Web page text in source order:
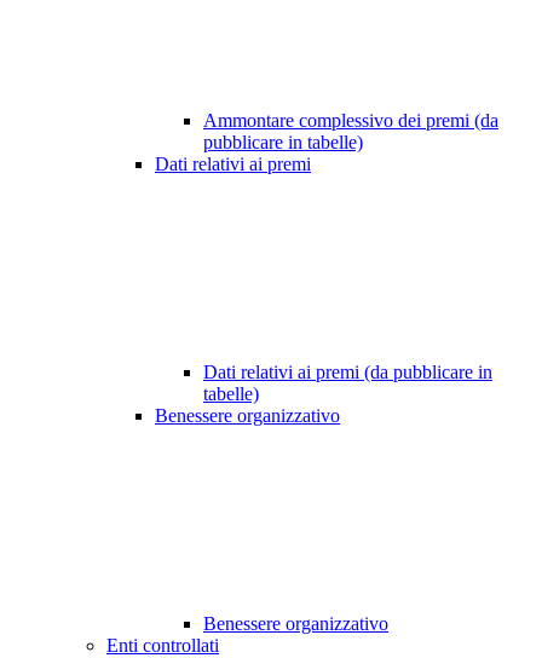
Ammontare complessivo dei premi (da
pubblicare in tabelle)
Dati relativi ai premi
Dati relativi ai premi (da pubblicare in
tabelle)
Benessere organizzativo
Benessere organizzativo
Enti controllati